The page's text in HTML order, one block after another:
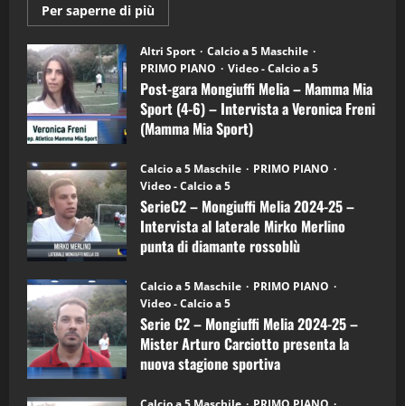
Per saperne di più
informazioni
Post-
gara
Mongiuffi
Melia
–
Mamma
Mia
Sport
6)
–
Intervista
a
mister
Arturo
Carciotto
(Mongiuffi
Altri Sport
Calcio a 5 Maschile
PRIMO PIANO
Video - Calcio a 5
Post-gara Mongiuffi Melia – Mamma Mia
Sport (4-6) – Intervista a Veronica Freni
(Mamma Mia Sport)
Calcio a 5 Maschile
PRIMO PIANO
Video - Calcio a 5
SerieC2 – Mongiuffi Melia 2024-25 –
Intervista al laterale Mirko Merlino
punta di diamante rossoblù
Calcio a 5 Maschile
PRIMO PIANO
Video - Calcio a 5
Serie C2 – Mongiuffi Melia 2024-25 –
Mister Arturo Carciotto presenta la
nuova stagione sportiva
3
"SportEmpire" in Podcast
“SportEmpire” in Podcast: 28^ Puntata
(Martedi 21 Aprile 2026)
21/04/2026
4
“SportEmpire” in Podcast: 27^ Puntata
(Martedi 14 Aprile 2026)
15/04/2026
5
“SportEmpire” in Podcast: 26^ Puntata
(Martedi 07 Aprile 2026)
08/04/2026
“SportEmpire” in Podcast: 30^ Puntata